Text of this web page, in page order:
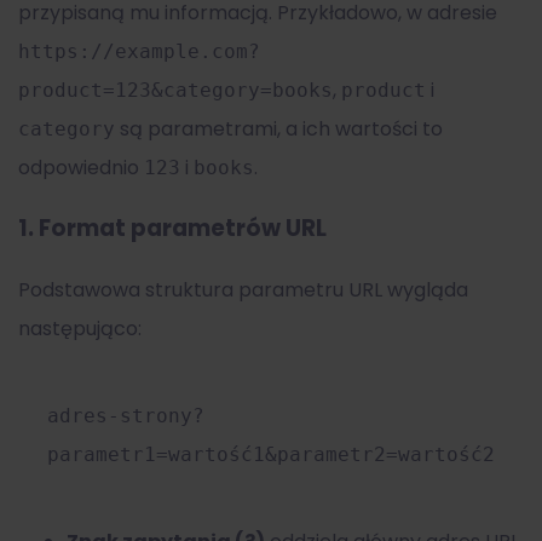
przypisaną mu informacją. Przykładowo, w adresie
https://example.com?
product=123&category=books, product i
category są parametrami, a ich wartości to
odpowiednio 123 i books.
1. Format parametrów URL
Podstawowa struktura parametru URL wygląda
następująco:
adres-strony?
parametr1=wartość1&parametr2=wartość2